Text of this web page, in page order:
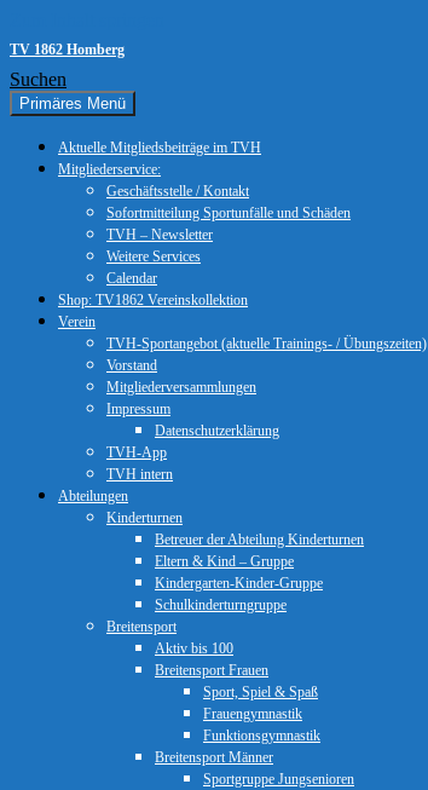
TV 1862 Homberg
Suchen
Primäres Menü
Aktuelle Mitgliedsbeiträge im TVH
Mitgliederservice:
Geschäftsstelle / Kontakt
Sofortmitteilung Sportunfälle und Schäden
TVH – Newsletter
Weitere Services
Calendar
Shop: TV1862 Vereinskollektion
Verein
TVH-Sportangebot (aktuelle Trainings- / Übungszeiten)
Vorstand
Mitgliederversammlungen
Impressum
Datenschutzerklärung
TVH-App
TVH intern
Abteilungen
Kinderturnen
Betreuer der Abteilung Kinderturnen
Eltern & Kind – Gruppe
Kindergarten-Kinder-Gruppe
Schulkinderturngruppe
Breitensport
Aktiv bis 100
Breitensport Frauen
Sport, Spiel & Spaß
Frauengymnastik
Funktionsgymnastik
Breitensport Männer
Sportgruppe Jungsenioren